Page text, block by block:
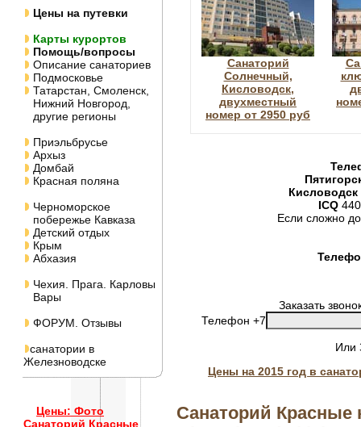
Цены на путевки
Карты курортов
Помощь/вопросы
Описание санаториев
Подмосковье
Татарстан, Смоленск,
Нижний Новгород,
другие регионы
Приэльбрусье
Архыз
Домбай
Красная поляна
Черноморское
побережье Кавказа
Детский отдых
Крым
Абхазия
Чехия. Прага. Карловы
Вары
ФОРУМ. Отзывы
санатории в
Железноводске
Цены: Фото
Санаторий Красные
Санаторий
Солнечный,
Кисловодск,
двухместный
номер от 2950 руб
Кисловодск
ICQ
Если сложно
Заказать
Телефон +7
Цены на 2015 год в
Санаторий Красные